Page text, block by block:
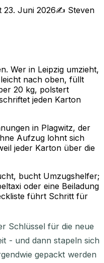
23. Juni 2026✍️ Steven
Wer in Leipzig umzieht,
nach oben, füllt
20 kg, polstert
jeden Karton
in Plagwitz, der
Aufzug lohnt sich
jeder Karton über die
bucht Umzugshelfer;
oder eine Beiladung
führt Schritt für
Schlüssel für die neue
- und dann stapeln sich
gepackt werden